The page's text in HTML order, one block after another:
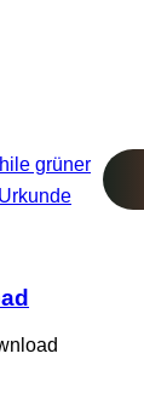
grüner